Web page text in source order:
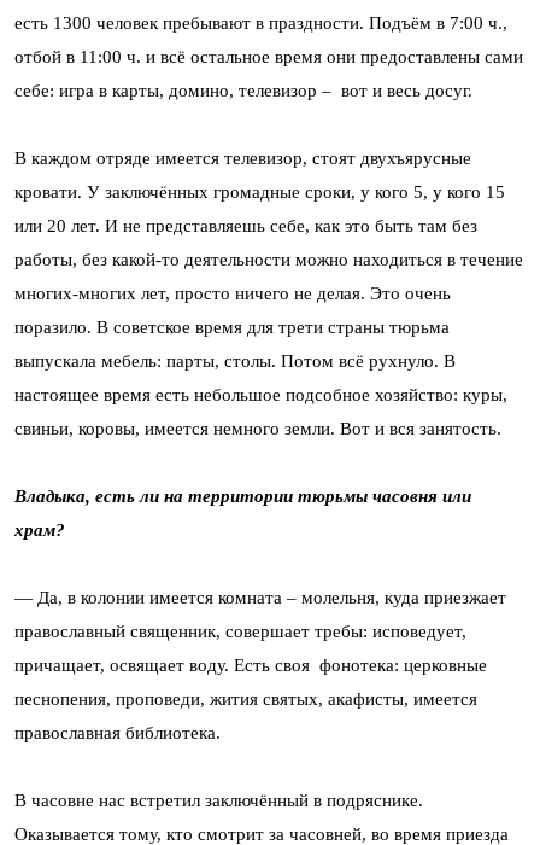
есть 1300 человек пребывают в праздности. Подъём в 7:00 ч.,
отбой в 11:00 ч. и всё остальное время они предоставлены сами
себе: игра в карты, домино, телевизор – вот и весь досуг.
В каждом отряде имеется телевизор, стоят двухъярусные
кровати. У заключённых громадные сроки, у кого 5, у кого 15
или 20 лет. И не представляешь себе, как это быть там без
работы, без какой-то деятельности можно находиться в течение
многих-многих лет, просто ничего не делая. Это очень
поразило. В советское время для трети страны тюрьма
выпускала мебель: парты, столы. Потом всё рухнуло. В
настоящее время есть небольшое подсобное хозяйство: куры,
свиньи, коровы, имеется немного земли. Вот и вся занятость.
Владыка, есть ли на территории тюрьмы часовня или
храм?
— Да, в колонии имеется комната – молельня, куда приезжает
православный священник, совершает требы: исповедует,
причащает, освящает воду. Есть своя фонотека: церковные
песнопения, проповеди, жития святых, акафисты, имеется
православная библиотека.
В часовне нас встретил заключённый в подряснике.
Оказывается тому, кто смотрит за часовней, во время приезда